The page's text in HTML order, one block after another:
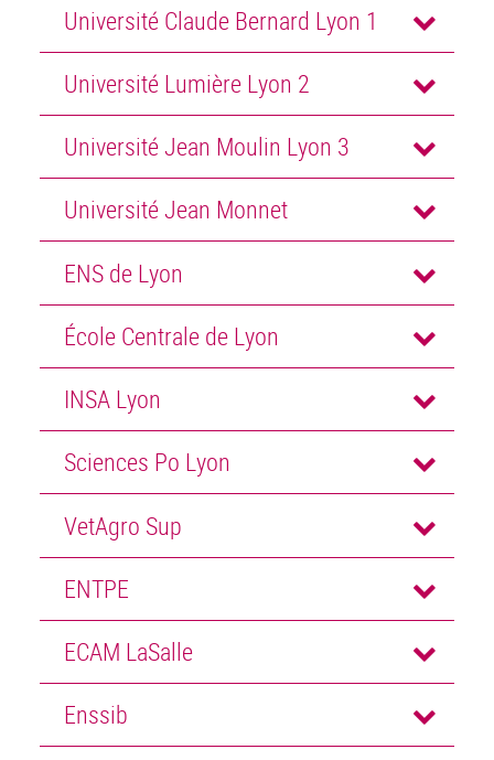
Université Claude Bernard Lyon 1
Université Lumière Lyon 2
Université Jean Moulin Lyon 3
Université Jean Monnet
ENS de Lyon
École Centrale de Lyon
INSA Lyon
Sciences Po Lyon
VetAgro Sup
ENTPE
ECAM LaSalle
Enssib